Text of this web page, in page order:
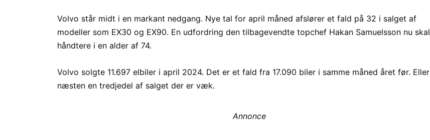
Volvo står midt i en markant nedgang. Nye tal for april måned afslører et fald på 32 i salget af
modeller som EX30 og EX90. En udfordring den tilbagevendte topchef Hakan Samuelsson nu skal
håndtere i en alder af 74.
Volvo solgte 11.697 elbiler i april 2024. Det er et fald fra 17.090 biler i samme måned året før. Eller
næsten en tredjedel af salget der er væk.
Annonce